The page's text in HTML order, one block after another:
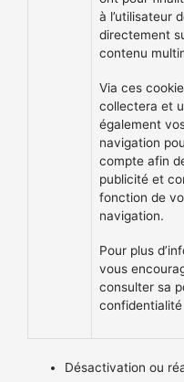
à l’utilisateur
directement
contenu
Via ces
collectera et
également
navigation
compte afin
publicité et
fonction de
navigation.
Pour plus
vous
consulter sa
confidentialité
Désactivation ou